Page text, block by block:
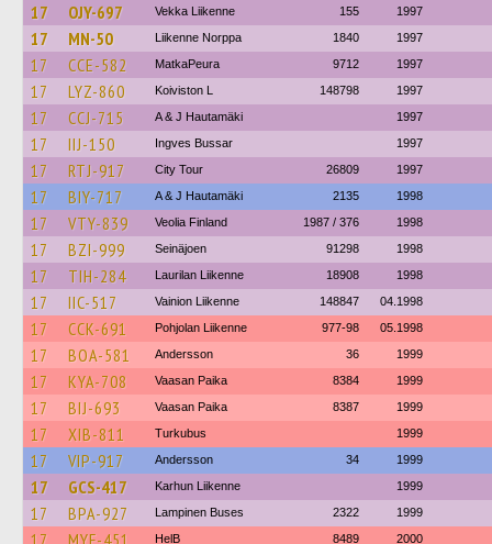
17 OJY-697 Vekka Liikenne 155 1997
17 MN-50 Liikenne Norppa 1840 1997
17 CCE-582 MatkaPeura 9712 1997
17 LYZ-860 Koiviston L 148798 1997
17 CCJ-715 A & J Hautamäki 1997
17 IIJ-150 Ingves Bussar 1997
17 RTJ-917 City Tour 26809 1997
17 BIY-717 A & J Hautamäki 2135 1998
17 VTY-839 Veolia Finland 1987 / 376 1998
17 BZI-999 Seinäjoen 91298 1998
17 TIH-284 Laurilan Liikenne 18908 1998
17 IIC-517 Vainion Liikenne 148847 04.1998
17 CCK-691 Pohjolan Liikenne 977-98 05.1998
17 BOA-581 Andersson 36 1999
17 KYA-708 Vaasan Paika 8384 1999
17 BIJ-693 Vaasan Paika 8387 1999
17 XIB-811 Turkubus 1999
17 VIP-917 Andersson 34 1999
17 GCS-417 Karhun Liikenne 1999
17 BPA-927 Lampinen Buses 2322 1999
17 MYF-451 HelB 8489 2000